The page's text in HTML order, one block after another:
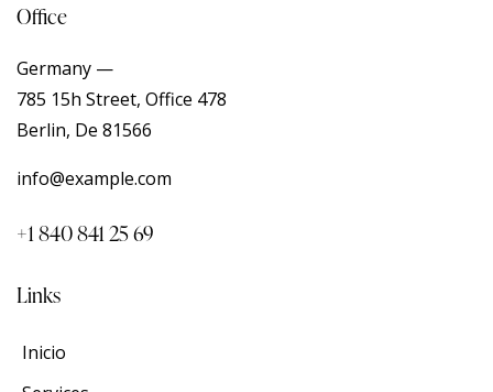
Office
Germany —
785 15h Street, Office 478
Berlin, De 81566
info@example.com
+1 840 841 25 69
Links
Inicio